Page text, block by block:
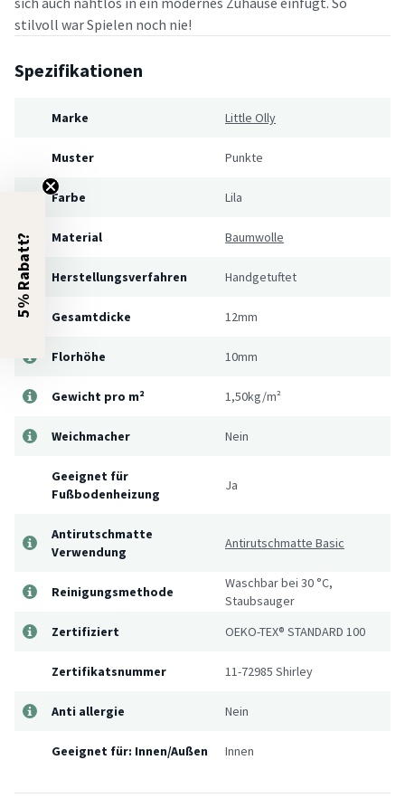
stilvoll war Spielen noch nie!
Spezifikationen
Marke Little Olly
Muster Punkte
Farbe Lila
Material Baumwolle
Herstellungsverfahren Handgetuftet
Gesamtdicke 12mm
Florhöhe 10mm
Gewicht pro m² 1,50kg/m²
Weichmacher Nein
Geeignet für
Fußbodenheizung
Ja
Antirutschmatte
Verwendung
Antirutschmatte Basic
Reinigungsmethode
Waschbar bei 30 °C,
Staubsauger
Zertifiziert
OEKO-TEX® STANDARD 100
Zertifikatsnummer 11-72985 Shirley
Anti allergie Nein
Geeignet für: Innen/Außen Innen
5% Rabatt?